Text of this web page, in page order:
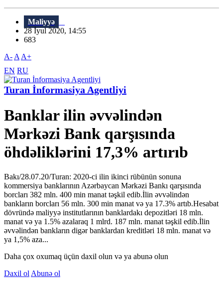
Maliyyə
28 İyul 2020, 14:55
683
A- A A+
EN RU
Turan İnformasiya Agentliyi
Banklar ilin əvvəlindən
Mərkəzi Bank qarşısında
öhdəliklərini 17,3% artırıb
Bakı/28.07.20/Turan: 2020-ci ilin ikinci rübünün sonuna
kommersiya banklarının Azərbaycan Mərkəzi Bankı qarşısında
borcları 382 mln. 400 min manat təşkil edib.İlin əvvəlindən
bankların borcları 56 mln. 300 min manat və ya 17.3% artıb.Hesabat
dövründə maliyyə institutlarının banklardakı depozitləri 18 mln.
manat və ya 1.5% azalaraq 1 mlrd. 187 mln. manat təşkil edib.İlin
əvvəlindən bankların digər banklardan kreditləri 18 mln. manat və
ya 1,5% aza...
Daha çox oxumaq üçün daxil olun və ya abunə olun
Daxil ol Abunə ol